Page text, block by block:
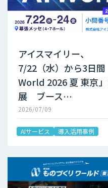
アイスマイリー、
7/22（水）から3日間
World 2026 夏 東京
展 ブース…
2026/07/09
AIサービス 導入活用事例